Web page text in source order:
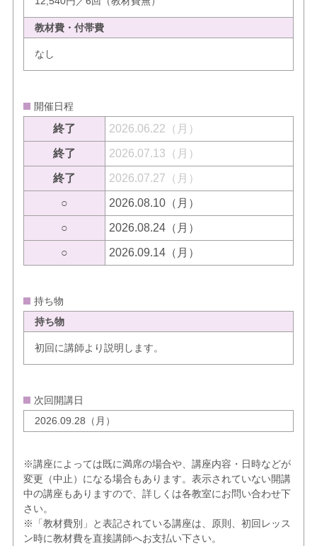
教材費・付帯費
なし
開催日程
終了 2026.06.22（月）
終了 2026.07.13（月）
終了 2026.07.27（月）
○ 2026.08.10（月）
○ 2026.08.24（月）
○ 2026.09.14（月）
持ち物
持ち物
初回に講師より説明します。
次回開講日
2026.09.28（月）
※講座によっては既に満席の場合や、講座内容・日時などが
変更（中止）になる場合もあります。表示されていない開講
中の講座もありますので、詳しくは各教室にお問い合わせ下
さい。
※「教材費別」と表記されている講座は、原則、初回レッス
ン時に教材費を直接講師へお支払い下さい。